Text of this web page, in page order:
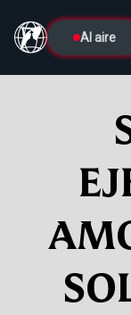
Al aire